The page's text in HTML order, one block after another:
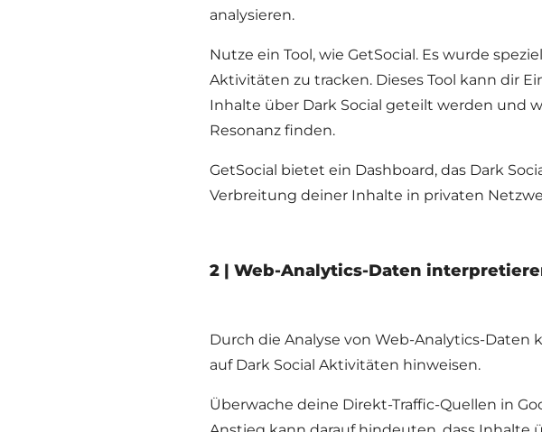
analysieren.
Nutze ein Tool, wie GetSocial. Es wurde
Aktivitäten zu tracken. Dieses Tool kann dir
Inhalte über Dark Social geteilt werden und
Resonanz finden.
GetSocial bietet ein Dashboard, das Dark
Verbreitung deiner Inhalte in privaten
2 | Web-Analytics-Daten
Durch die Analyse von Web-Analytics-Daten
auf Dark Social Aktivitäten hinweisen.
Überwache deine Direkt-Traffic-Quellen in